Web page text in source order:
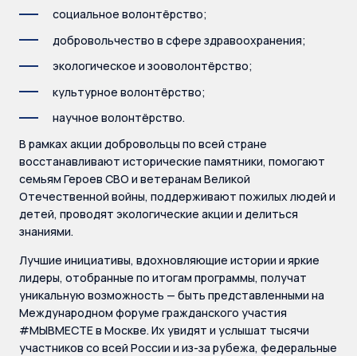
социальное волонтёрство;
добровольчество в сфере здравоохранения;
экологическое и зооволонтёрство;
культурное волонтёрство;
научное волонтёрство.
В рамках акции добровольцы по всей стране
восстанавливают исторические памятники, помогают
семьям Героев СВО и ветеранам Великой
Отечественной войны, поддерживают пожилых людей и
детей, проводят экологические акции и делиться
знаниями.
Лучшие инициативы, вдохновляющие истории и яркие
лидеры, отобранные по итогам программы, получат
уникальную возможность — быть представленными на
Международном форуме гражданского участия
#МЫВМЕСТЕ в Москве. Их увидят и услышат тысячи
участников со всей России и из-за рубежа, федеральные